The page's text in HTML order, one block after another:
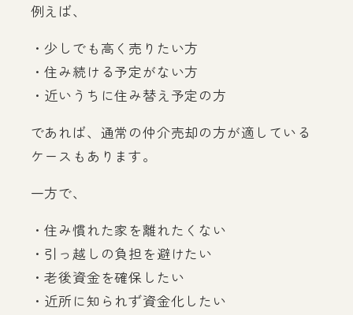
例えば、
・少しでも高く売りたい方
・住み続ける予定がない方
・近いうちに住み替え予定の方
であれば、通常の仲介売却の方が適している
ケースもあります。
一方で、
・住み慣れた家を離れたくない
・引っ越しの負担を避けたい
・老後資金を確保したい
・近所に知られず資金化したい